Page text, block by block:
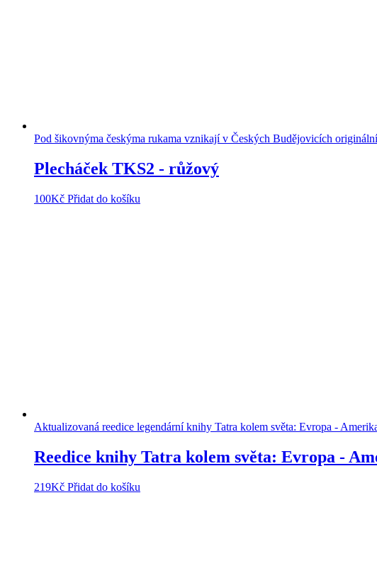
Pod šikovnýma českýma rukama vznikají v Českých Budějovicích
Plecháček TKS2 - růžový
100Kč Přidat do košíku
Aktualizovaná reedice legendární knihy Tatra kolem světa: Evropa -
Reedice knihy Tatra kolem světa: Evropa -
219Kč Přidat do košíku